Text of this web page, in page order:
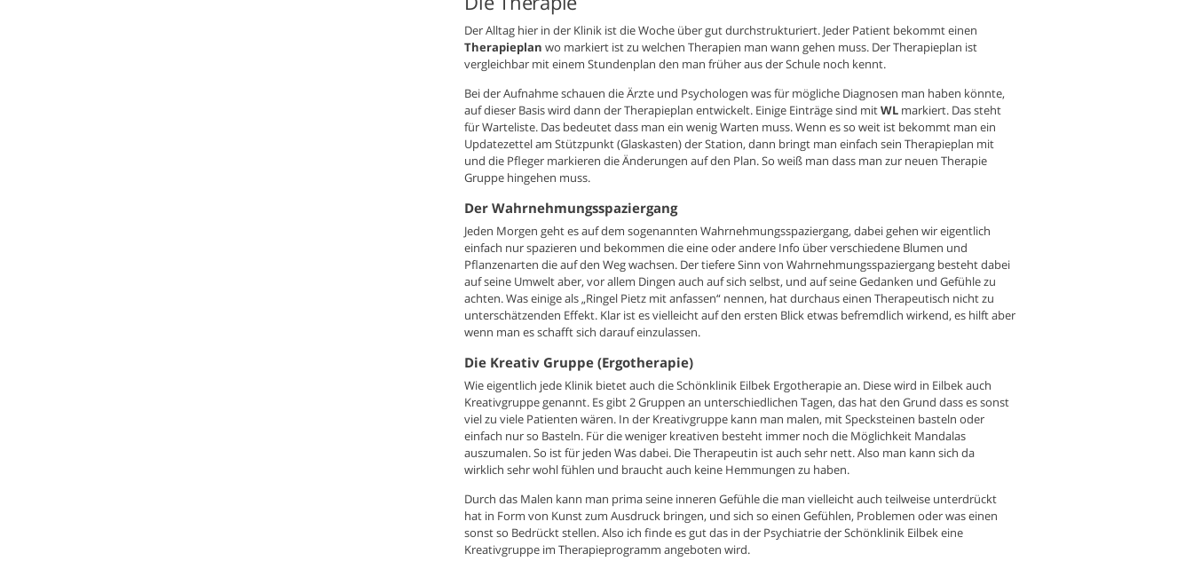
Der Alltag hier in der Klinik ist die Woche über gut durchstrukturiert. Jeder Patient bekommt einen
Therapieplan wo markiert ist zu welchen Therapien man wann gehen muss. Der Therapieplan ist
vergleichbar mit einem Stundenplan den man früher aus der Schule noch kennt.
Bei der Aufnahme schauen die Ärzte und Psychologen was für mögliche Diagnosen man haben könnte,
auf dieser Basis wird dann der Therapieplan entwickelt. Einige Einträge sind mitWL markiert. Das steht
für Warteliste. Das bedeutet dass man ein wenig Warten muss. Wenn es so weit ist bekommt man ein
Updatezettel am Stützpunkt (Glaskasten) der Station, dann bringt man einfach sein Therapieplan mit
und die Pfleger markieren die Änderungen auf den Plan. So weiß man dass man zur neuen Therapie
Gruppe hingehen muss.
Der Wahrnehmungsspaziergang
Jeden Morgen geht es auf dem sogenannten Wahrnehmungsspaziergang, dabei gehen wir eigentlich
einfach nur spazieren und bekommen die eine oder andere Info über verschiedene Blumen und
Pflanzenarten die auf den Weg wachsen. Der tiefere Sinn von Wahrnehmungsspaziergang besteht dabei
auf seine Umwelt aber, vor allem Dingen auch auf sich selbst, und auf seine Gedanken und Gefühle zu
achten. Was einige als „Ringel Pietz mit anfassen“ nennen, hat durchaus einen Therapeutisch nicht zu
unterschätzenden Effekt. Klar ist es vielleicht auf den ersten Blick etwas befremdlich wirkend, es hilft aber
wenn man es schafft sich darauf einzulassen.
Die Kreativ Gruppe (Ergotherapie)
Wie eigentlich jede Klinik bietet auch die Schönklinik Eilbek Ergotherapie an. Diese wird in Eilbek auch
Kreativgruppe genannt. Es gibt 2 Gruppen an unterschiedlichen Tagen, das hat den Grund dass es sonst
viel zu viele Patienten wären. In der Kreativgruppe kann man malen, mit Specksteinen basteln oder
einfach nur so Basteln. Für die weniger kreativen besteht immer noch die Möglichkeit Mandalas
auszumalen. So ist für jeden Was dabei. Die Therapeutin ist auch sehr nett. Also man kann sich da
wirklich sehr wohl fühlen und braucht auch keine Hemmungen zu haben.
Durch das Malen kann man prima seine inneren Gefühle die man vielleicht auch teilweise unterdrückt
hat in Form von Kunst zum Ausdruck bringen, und sich so einen Gefühlen, Problemen oder was einen
sonst so Bedrückt stellen. Also ich finde es gut das in der Psychiatrie der Schönklinik Eilbek eine
Kreativgruppe im Therapieprogramm angeboten wird.